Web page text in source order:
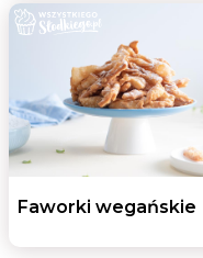
Faworki wegańskie